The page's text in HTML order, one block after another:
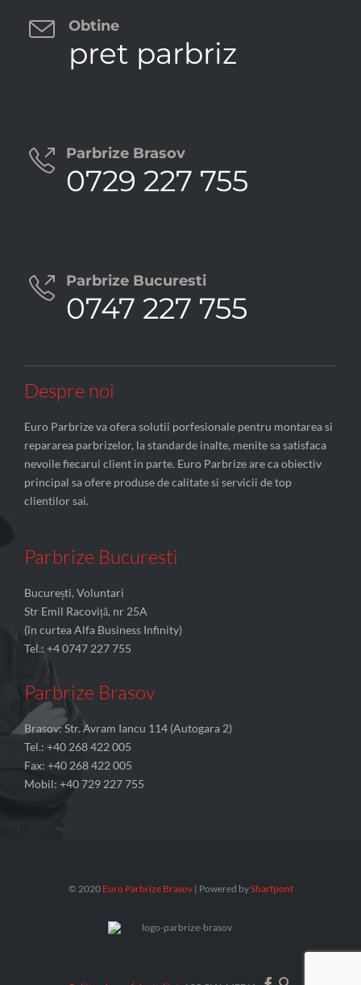
 Obtine
pret parbriz
 Parbrize Brasov
0729 227 755
 Parbrize Bucuresti
0747 227 755
Despre noi
Euro Parbrize va ofera solutii porfesionale pentru montarea si
repararea parbrizelor, la standarde inalte, menite sa satisfaca
nevoile fiecarui client in parte. Euro Parbrize are ca obiectiv
principal sa ofere produse de calitate si servicii de top
clientilor sai.
Parbrize Bucuresti
București, Voluntari
Str Emil Racoviță, nr 25A
(în curtea Alfa Business Infinity)
Tel.: +4 0747 227 755
Parbrize Brasov
Brasov: Str. Avram Iancu 114 (Autogara 2)
Tel.: +40 268 422 005
Fax: +40 268 422 005
Mobil: +40 729 227 755
© 2020 Euro Parbrize Brasov | Powered bySharfpont